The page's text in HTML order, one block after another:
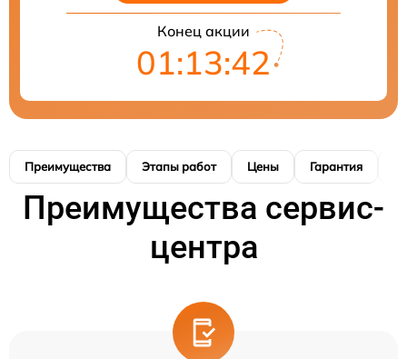
Конец акции
01:13:40
Преимущества Этапы работ Цены Гарантия
Преимущества сервис-
центра